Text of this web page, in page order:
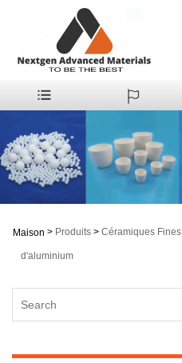
Maison > Produits > Céramiques Fines
d'aluminium